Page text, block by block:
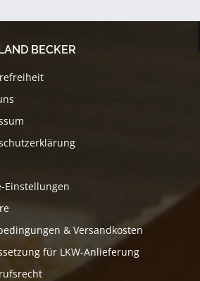
BECKER
Einstellungen
& Versandkosten
für LKW-Anlieferung